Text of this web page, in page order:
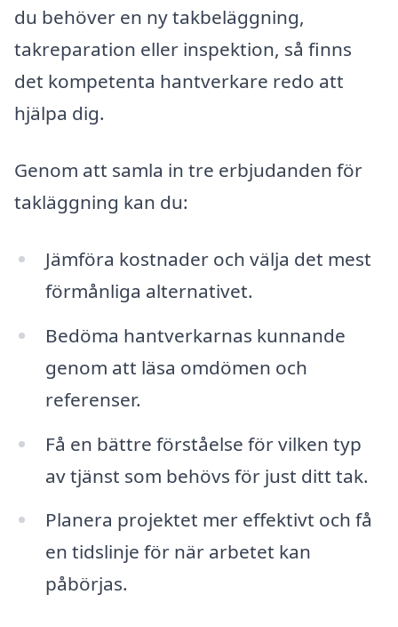
du behöver en ny takbeläggning,
takreparation eller inspektion, så finns
det kompetenta hantverkare redo att
hjälpa dig.
Genom att samla in tre erbjudanden för
takläggning kan du:
Jämföra kostnader och välja det mest
förmånliga alternativet.
Bedöma hantverkarnas kunnande
genom att läsa omdömen och
referenser.
Få en bättre förståelse för vilken typ
av tjänst som behövs för just ditt tak.
Planera projektet mer effektivt och få
en tidslinje för när arbetet kan
påbörjas.